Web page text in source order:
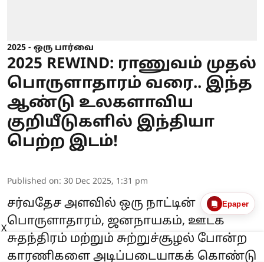
2025 - ஒரு பார்வை
2025 REWIND: ராணுவம் முதல்
பொருளாதாரம் வரை.. இந்த
ஆண்டு உலகளாவிய
குறியீடுகளில் இந்தியா
பெற்ற இடம்!
Published on: 30 Dec 2025, 1:31 pm
சர்வதேச அளவில் ஒரு நாட்டின்
பொருளாதாரம், ஜனநாயகம், ஊடக
சுதந்திரம் மற்றும் சுற்றுச்சூழல் போன்ற
காரணிகளை அடிப்படையாகக் கொண்டு
Epaper
X